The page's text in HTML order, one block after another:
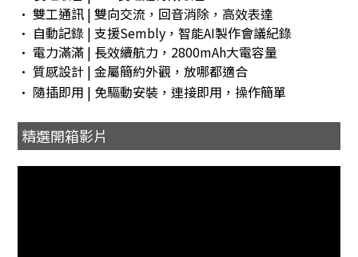
• 雙工通訊 | 雙向交流，回音消除，高效表達
• 自動記錄 | 支援Sembly，智能AI製作會議紀錄
• 電力滿滿 | 長效續航力，2800mAh大電容量
• 質感設計 | 金屬簡約外觀，放哪都適合
• 隨插即用 | 免驅動安裝，連接即用，操作簡單
精選開箱影片